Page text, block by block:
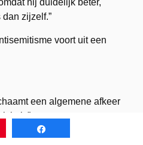
zijzelf.”
voort uit een
een algemene afkeer
a general resentment of